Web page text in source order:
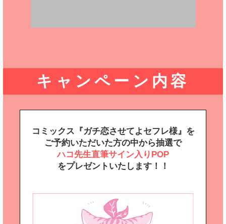
キャンペーン内容
コミックス『ガチ恋させてよセフレ様』を
ご予約いただいた方の中から抽選で
ハコ先生直筆サイン入りPOP
をプレゼントいたします！！